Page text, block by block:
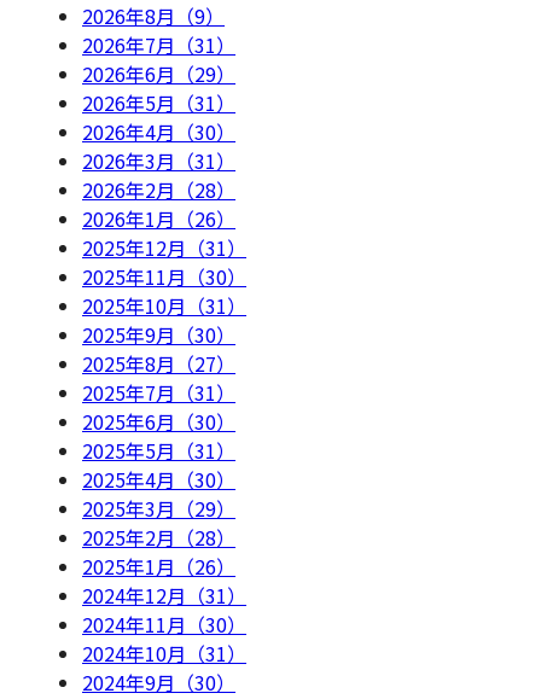
2026年8月（9）
2026年7月（31）
2026年6月（29）
2026年5月（31）
2026年4月（30）
2026年3月（31）
2026年2月（28）
2026年1月（26）
2025年12月（31）
2025年11月（30）
2025年10月（31）
2025年9月（30）
2025年8月（27）
2025年7月（31）
2025年6月（30）
2025年5月（31）
2025年4月（30）
2025年3月（29）
2025年2月（28）
2025年1月（26）
2024年12月（31）
2024年11月（30）
2024年10月（31）
2024年9月（30）